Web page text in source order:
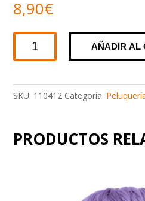
8,90€
XIK
Nutrition
cantidad
AÑADIR AL
SKU: 110412 Categoría:
PRODUCTOS